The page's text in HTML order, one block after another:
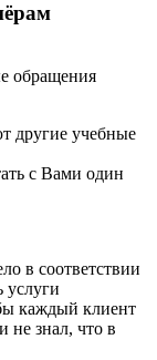
обращения
другие учебные
с Вами один
в соответствии
услуги
каждый клиент
не знал, что в